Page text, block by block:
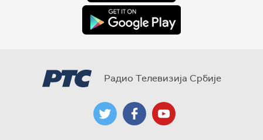
Радио Телевизија Србије